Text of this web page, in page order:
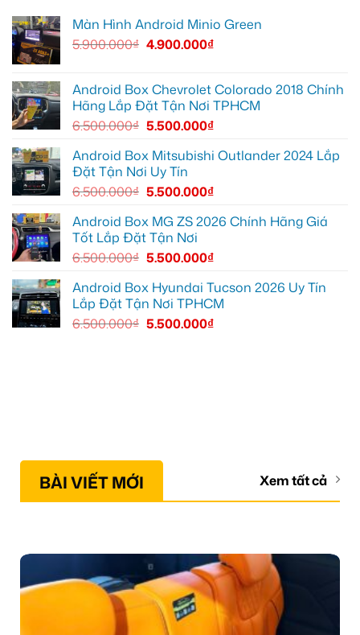
thiếu
ích
Ford
Everest
tại
ánh
sáng
tốt
hơn
Camera
trình
XL7
tại
Quận
để
mọi
cung
đường
Màn Hình Android Minio Green
5.900.000₫ 4.900.000₫
Android Box Chevrolet Colorado 2018 Chính
Hãng Lắp Đặt Tận Nơi TPHCM
6.500.000₫ 5.500.000₫
Android Box Mitsubishi Outlander 2024 Lắp
Đặt Tận Nơi Uy Tín
6.500.000₫ 5.500.000₫
Android Box MG ZS 2026 Chính Hãng Giá
Tốt Lắp Đặt Tận Nơi
6.500.000₫ 5.500.000₫
Android Box Hyundai Tucson 2026 Uy Tín
Lắp Đặt Tận Nơi TPHCM
6.500.000₫ 5.500.000₫
BÀI VIẾT MỚI Xem tất cả